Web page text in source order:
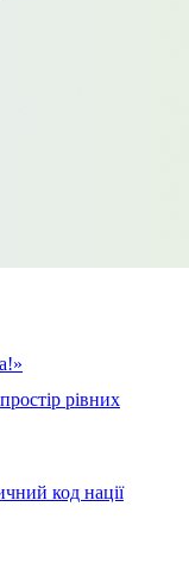
рівних
код нації